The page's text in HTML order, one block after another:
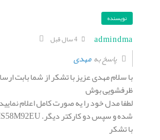
نویسنده
admindma
پاسخ بهمهدی
با سلام مهدی عزیز با تشکر از شما
ظرفشویی بوش
شده و سپس دو کارکتر دیگر. SMS58M92EU/؟؟
با تشکر